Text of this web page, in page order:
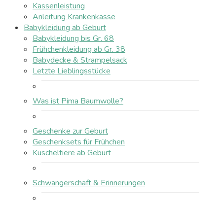
Kassenleistung
Anleitung Krankenkasse
Babykleidung ab Geburt
Babykleidung bis Gr. 68
Frühchenkleidung ab Gr. 38
Babydecke & Strampelsack
Letzte Lieblingsstücke
Was ist Pima Baumwolle?
Geschenke zur Geburt
Geschenksets für Frühchen
Kuscheltiere ab Geburt
Schwangerschaft & Erinnerungen